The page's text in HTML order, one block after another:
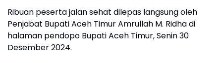
Ribuan peserta jalan sehat dilepas langsung oleh
Penjabat Bupati Aceh Timur Amrullah M. Ridha di
halaman pendopo Bupati Aceh Timur, Senin 30
Desember 2024.